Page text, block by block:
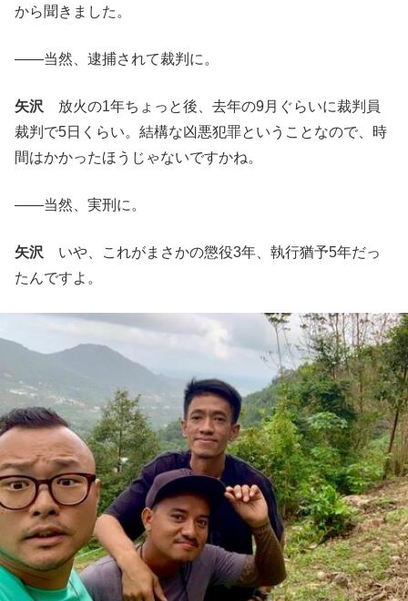
から聞きました。
――当然、逮捕されて裁判に。
矢沢 放火の1年ちょっと後、去年の9月ぐらいに裁判員
裁判で5日くらい。結構な凶悪犯罪ということなので、時
間はかかったほうじゃないですかね。
――当然、実刑に。
矢沢 いや、これがまさかの懲役3年、執行猶予5年だっ
たんですよ。